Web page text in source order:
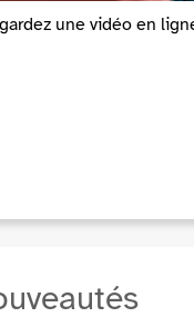
une vidéo en